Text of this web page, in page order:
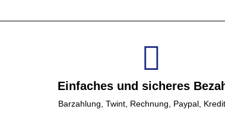
Einfaches und sicheres
Barzahlung, Twint, Rechnung, Paypal,